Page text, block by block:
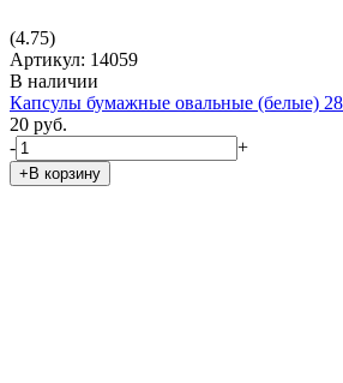
(4.75)
Артикул: 14059
В наличии
Капсулы бумажные овальные (белые)
20 руб.
-
+
+В корзину